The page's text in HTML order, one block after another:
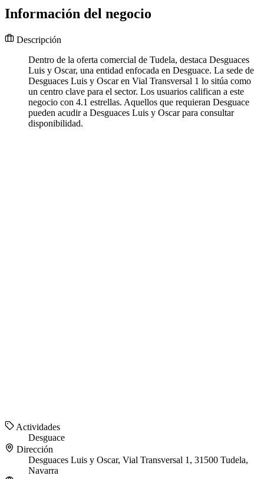
Información del negocio
Descripción
Dentro de la oferta comercial de Tudela, destaca Desguaces
Luis y Oscar, una entidad enfocada en Desguace. La sede de
Desguaces Luis y Oscar en Vial Transversal 1 lo sitúa como
un centro clave para el sector. Los usuarios califican a este
negocio con 4.1 estrellas. Aquellos que requieran Desguace
pueden acudir a Desguaces Luis y Oscar para consultar
disponibilidad.
Actividades
Desguace
Dirección
Desguaces Luis y Oscar, Vial Transversal 1, 31500 Tudela,
Navarra